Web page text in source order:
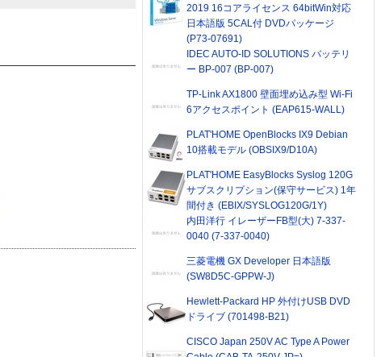
2019 16コアライセンス 64bitWin対応
日本語版 5CAL付 DVDパッケージ
(P73-07691)
IDEC AUTO-ID SOLUTIONS バッテリ
ー BP-007 (BP-007)
TP-Link AX1800 壁面埋め込み型 Wi-Fi
6アクセスポイント (EAP615-WALL)
PLAT'HOME OpenBlocks IX9 Debian
10搭載モデル (OBSIX9/D10A)
PLAT'HOME EasyBlocks Syslog 120G
サブスクリプション(保守サービス) 1年
間付き (EBIX/SYSLOG120G/1Y)
内田洋行 イレーザーFB型(大) 7-337-
0040 (7-337-0040)
三菱電機 GX Developer 日本語版
(SW8D5C-GPPW-J)
Hewlett-Packard HP 外付けUSB DVD
ドライブ (701498-B21)
CISCO Japan 250V AC Type A Power